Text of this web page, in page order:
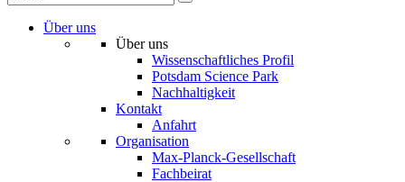
Über uns
Über uns
Wissenschaftliches Profil
Potsdam Science Park
Nachhaltigkeit
Kontakt
Anfahrt
Organisation
Max-Planck-Gesellschaft
Fachbeirat